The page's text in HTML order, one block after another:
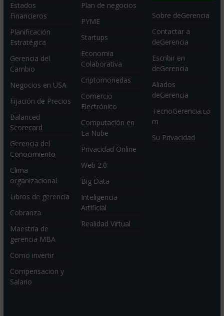
Estados
Financieros
Planificación
Estratégica
Gerencia del
Cambio
Negocios en USA
Fijación de Precios
Balanced
Scorecard
Gerencia del
Conocimiento
Clima
organizacional
Libros de gerencia
Cobranza
Maestría de
gerencia MBA
Como invertir
Compensacion y
Salario
Plan de negocios
PYME
Startups
Economia
Colaborativa
Criptomonedas
Comercio
Electrónico
Computación en
La Nube
Privacidad Online
Web 2.0
Big Data
Inteligencia
Artificial
Realidad Virtual
Sobre deGerencia
Contactar a
deGerencia
Escribir en
deGerencia
Aliados
deGerencia
TecnoGerencia.co
m
Su Privacidad